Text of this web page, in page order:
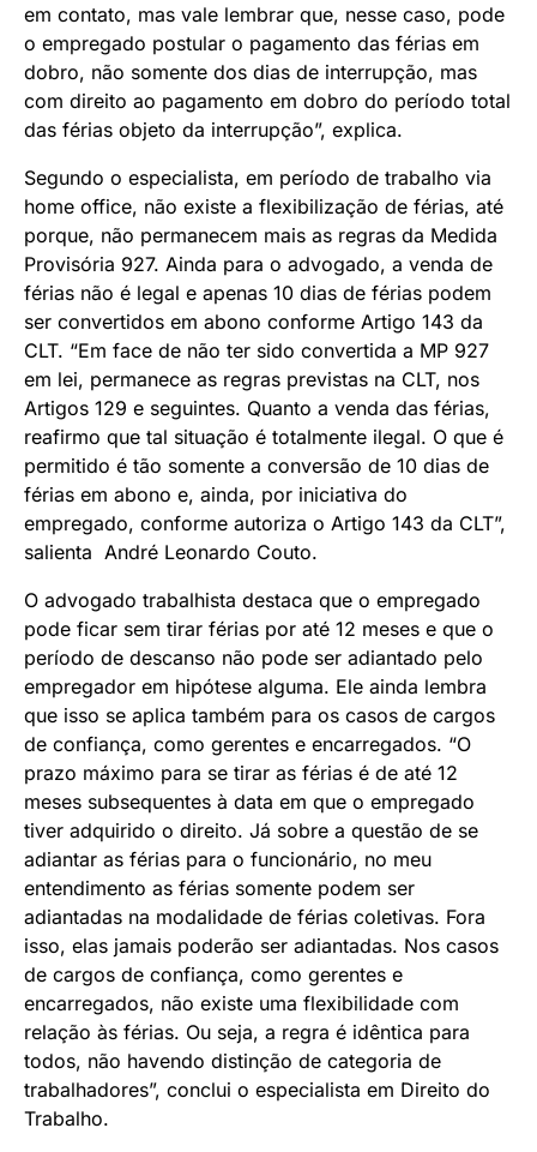
em contato, mas vale lembrar que, nesse caso, pode
o empregado postular o pagamento das férias em
dobro, não somente dos dias de interrupção, mas
com direito ao pagamento em dobro do período total
das férias objeto da interrupção”, explica.
Segundo o especialista, em período de trabalho via
home office, não existe a flexibilização de férias, até
porque, não permanecem mais as regras da Medida
Provisória 927. Ainda para o advogado, a venda de
férias não é legal e apenas 10 dias de férias podem
ser convertidos em abono conforme Artigo 143 da
CLT. “Em face de não ter sido convertida a MP 927
em lei, permanece as regras previstas na CLT, nos
Artigos 129 e seguintes. Quanto a venda das férias,
reafirmo que tal situação é totalmente ilegal. O que é
permitido é tão somente a conversão de 10 dias de
férias em abono e, ainda, por iniciativa do
empregado, conforme autoriza o Artigo 143 da CLT”,
salienta André Leonardo Couto.
O advogado trabalhista destaca que o empregado
pode ficar sem tirar férias por até 12 meses e que o
período de descanso não pode ser adiantado pelo
empregador em hipótese alguma. Ele ainda lembra
que isso se aplica também para os casos de cargos
de confiança, como gerentes e encarregados. “O
prazo máximo para se tirar as férias é de até 12
meses subsequentes à data em que o empregado
tiver adquirido o direito. Já sobre a questão de se
adiantar as férias para o funcionário, no meu
entendimento as férias somente podem ser
adiantadas na modalidade de férias coletivas. Fora
isso, elas jamais poderão ser adiantadas. Nos casos
de cargos de confiança, como gerentes e
encarregados, não existe uma flexibilidade com
relação às férias. Ou seja, a regra é idêntica para
todos, não havendo distinção de categoria de
trabalhadores”, conclui o especialista em Direito do
Trabalho.